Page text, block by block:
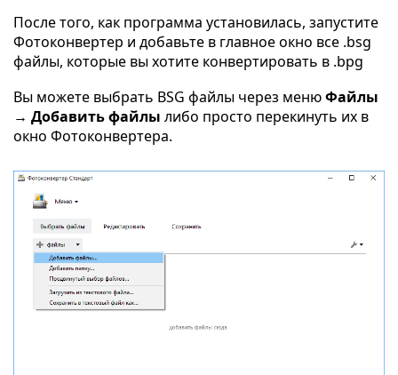
После того, как программа установилась, запустите
Фотоконвертер и добавьте в главное окно все .bsg
файлы, которые вы хотите конвертировать в .bpg
Вы можете выбрать BSG файлы через менюФайлы
→ Добавить файлы либо просто перекинуть их в
окно Фотоконвертера.